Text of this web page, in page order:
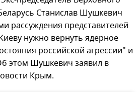
Станислав Шушкевич
рассуждения представителей
нужно вернуть ядерное
российской агрессии" и
этом Шушкевич заявил в
Крым.